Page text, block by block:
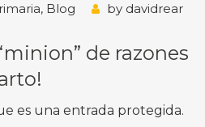
, Blog by davidrear
de razones
es una entrada protegida.